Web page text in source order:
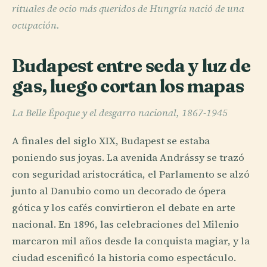
rituales de ocio más queridos de Hungría nació de una
ocupación.
Budapest entre seda y luz de
gas, luego cortan los mapas
La Belle Époque y el desgarro nacional, 1867-1945
A finales del siglo XIX, Budapest se estaba
poniendo sus joyas. La avenida Andrássy se trazó
con seguridad aristocrática, el Parlamento se alzó
junto al Danubio como un decorado de ópera
gótica y los cafés convirtieron el debate en arte
nacional. En 1896, las celebraciones del Milenio
marcaron mil años desde la conquista magiar, y la
ciudad escenificó la historia como espectáculo.